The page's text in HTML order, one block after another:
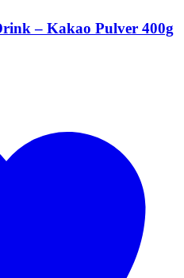
– Kakao Pulver 400g